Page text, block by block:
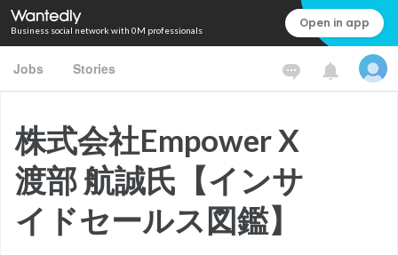
Business social network with 0M professionals Open in app
Jobs Stories
株式会社Empower X
渡部 航誠氏【インサ
イドセールス図鑑】